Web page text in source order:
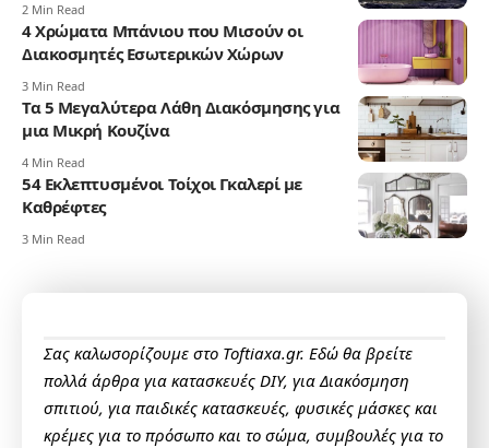
2 Min Read
4 Χρώματα Μπάνιου που Μισούν οι
Διακοσμητές Εσωτερικών Χώρων
3 Min Read
Τα 5 Μεγαλύτερα Λάθη Διακόσμησης για
μια Μικρή Κουζίνα
4 Min Read
54 Εκλεπτυσμένοι Τοίχοι Γκαλερί με
Καθρέφτες
3 Min Read
Σας καλωσορίζουμε στο Toftiaxa.gr. Εδώ θα βρείτε
πολλά άρθρα για κατασκευές DIY, για Διακόσμηση
σπιτιού, για παιδικές κατασκευές, φυσικές μάσκες και
κρέμες για το πρόσωπο και το σώμα, συμβουλές για το